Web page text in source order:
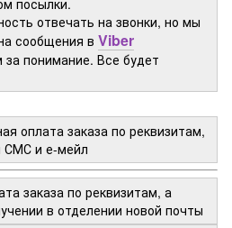
отвечать на звонки, но мы
сообщения в Viber
за понимание. Все будет
оплата заказа по реквизитам,
СМС и е-мейл
заказа по реквизитам, а
в отделении новой почты